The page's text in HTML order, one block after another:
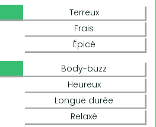
Terreux
Frais
Épicé
Body-buzz
Heureux
Longue durée
Relaxé